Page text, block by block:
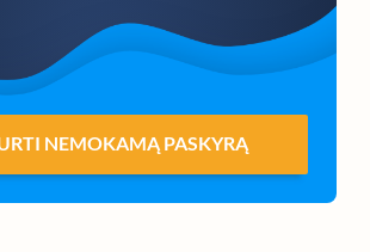
NEMOKAMĄ PASKYRĄ